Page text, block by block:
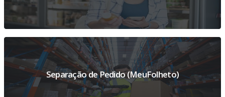
Separação de Pedido (MeuFolheto)